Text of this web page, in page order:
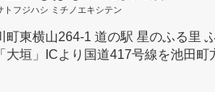
フジハシ ミチノエキシテン
町東横山264-1 道の駅 星のふる里
大垣」ICより国道417号線を池田町